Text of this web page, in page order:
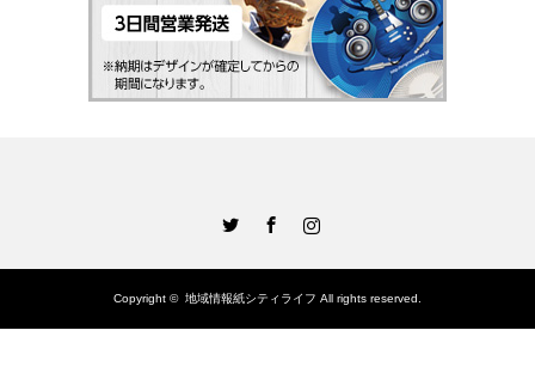
Copyright © 地域情報紙シティライフ All rights reserved.